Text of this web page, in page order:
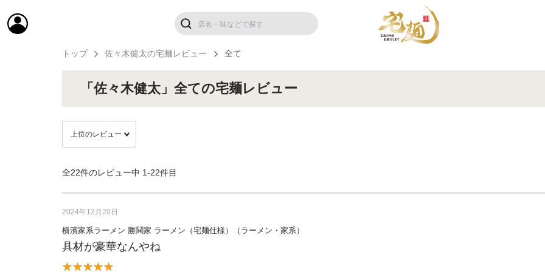
トップ 佐々木健太の宅麺レビュー 全て
「佐々木健太」全ての宅麺レビュー
全22件のレビュー中 1-22件目
2024年12月20日
横濱家系ラーメン 勝鬨家 ラーメン（宅麺仕様）（ラーメン・家系）
具材が豪華なんやね